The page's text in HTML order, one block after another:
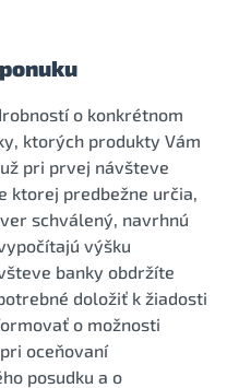
o konkrétnom
ktorých produkty Vám
pri prvej návšteve
ktorej predbežne určia,
schválený, navrhnú
výšku
banky obdržíte
doložiť k žiadosti
o možnosti
oceňovaní
posudku a o